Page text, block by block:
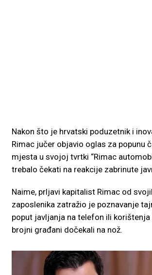
Nakon što je hrvatski poduzetnik i
Rimac jučer objavio oglas za popunu
mjesta u svojoj tvrtki “Rimac
trebalo čekati na reakcije zabrinute
Naime, prljavi kapitalist Rimac od
zaposlenika zatražio je poznavanje
poput javljanja na telefon ili
brojni građani dočekali na nož.